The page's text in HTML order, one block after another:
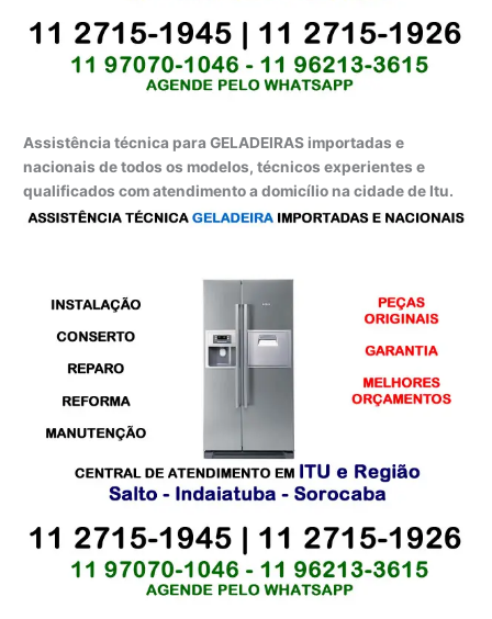
Assistência técnica para GELADEIRAS importadas e
nacionais de todos os modelos, técnicos experientes e
qualificados com atendimento a domicílio na cidade de Itu.